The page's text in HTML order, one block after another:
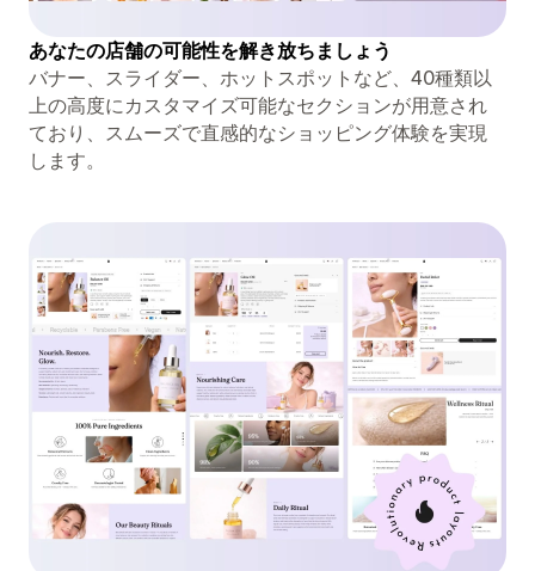
あなたの店舗の可能性を解き放ちましょう
バナー、スライダー、ホットスポットなど、40種類以
上の高度にカスタマイズ可能なセクションが用意され
ており、スムーズで直感的なショッピング体験を実現
します。